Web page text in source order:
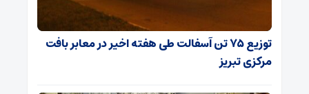
توزیع ۷۵ تن آسفالت طی هفته اخیر در معابر بافت
مرکزی تبریز